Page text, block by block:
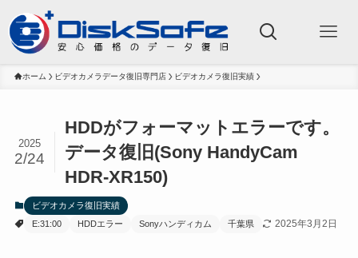
ホーム ビデオカメラデータ復旧専門店 ビデオカメラ復旧実績
HDDがフォーマットエラーです。
データ復旧(Sony HandyCam
HDR-XR150)
2025
2/24
ビデオカメラ復旧実績
E:31:00
HDDエラー Sonyハンディカム 千葉県 2025年3月2日